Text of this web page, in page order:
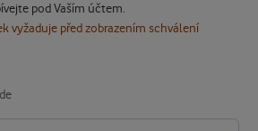
pod Vaším účtem.
vyžaduje před zobrazením schválení